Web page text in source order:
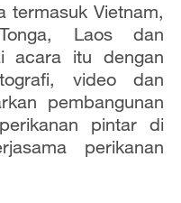
termasuk Vietnam,
Laos dan
acara itu dengan
video dan
pembangunan
pintar di
perikanan